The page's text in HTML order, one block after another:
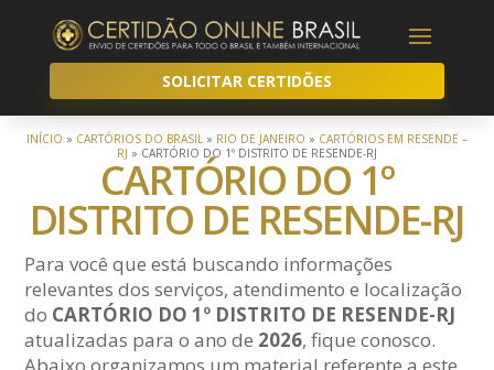
SOLICITAR CERTIDÕES
INÍCIO » CARTÓRIOS DO BRASIL » RIO DE JANEIRO » CARTÓRIOS EM RESENDE –
RJ » CARTÓRIO DO 1º DISTRITO DE RESENDE-RJ
CARTÓRIO DO 1º
DISTRITO DE RESENDE-RJ
Para você que está buscando informações
relevantes dos serviços, atendimento e localização
do CARTÓRIO DO 1º DISTRITO DE RESENDE-RJ
atualizadas para o ano de 2026, fique conosco.